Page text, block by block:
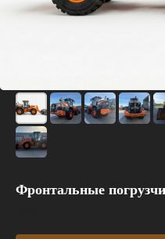
Фронтальные